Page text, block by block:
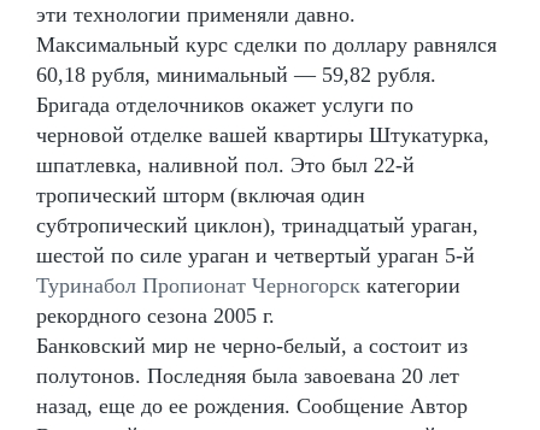
эти технологии применяли давно.
Максимальный курс сделки по доллару равнялся
60,18 рубля, минимальный — 59,82 рубля.
Бригада отделочников окажет услуги по
черновой отделке вашей квартиры Штукатурка,
шпатлевка, наливной пол. Это был 22-й
тропический шторм (включая один
субтропический циклон), тринадцатый ураган,
шестой по силе ураган и четвертый ураган 5-й
Туринабол Пропионат Черногорск категории
рекордного сезона 2005 г.
Банковский мир не черно-белый, а состоит из
полутонов. Последняя была завоевана 20 лет
назад, еще до ее рождения. Сообщение Автор